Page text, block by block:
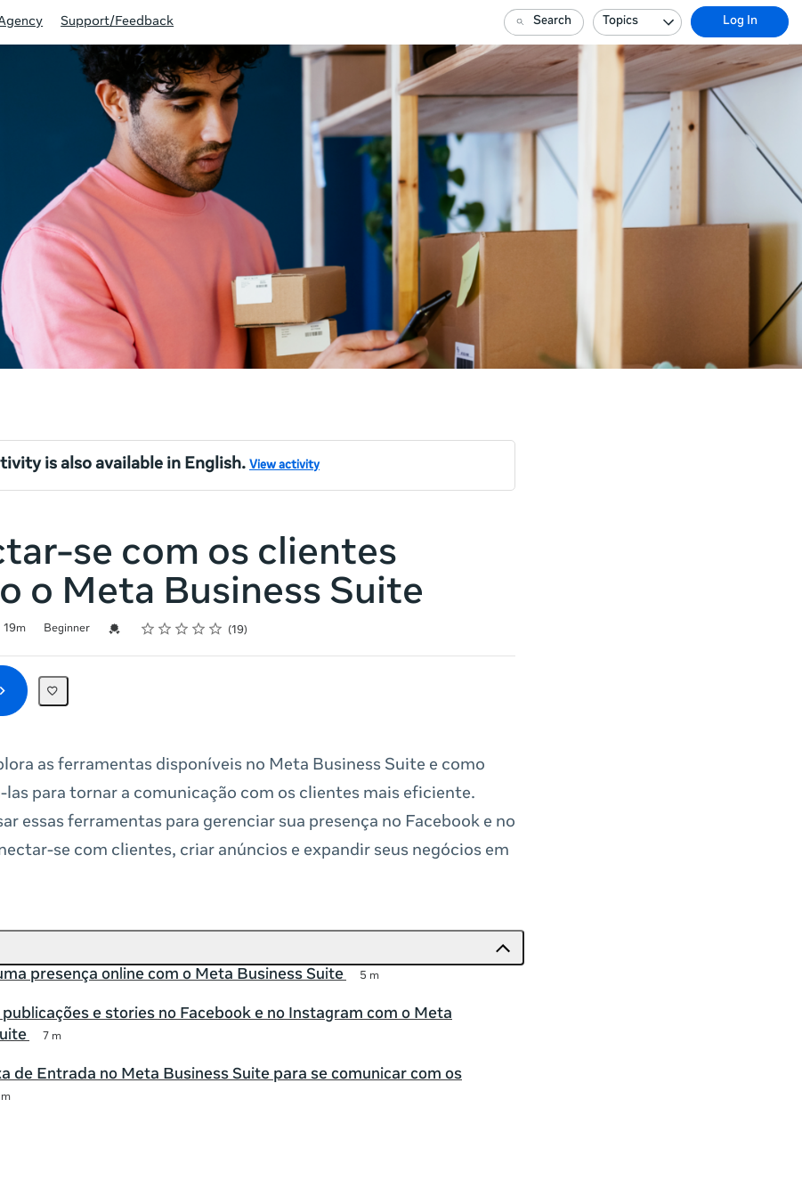
Support/Feedback Search Topics Log In
is also available in English. View activity
se com os clientes
o Meta Business Suite
19m Beginner Credential For Completion
Rating
1 star
2 stars
3 stars
4 stars
5 stars 19
as ferramentas disponíveis no Meta Business Suite e como
las para tornar a comunicação com os clientes mais eficiente.
essas ferramentas para gerenciar sua presença no Facebook e no
se com clientes, criar anúncios e expandir seus negócios em
presença online com o Meta Business Suite 5 m
e stories no Facebook e no Instagram com o Meta
7 m
de Entrada no Meta Business Suite para se comunicar com os
m